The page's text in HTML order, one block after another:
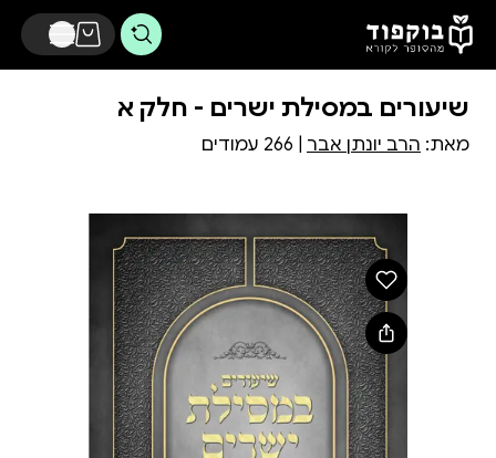
דלג לתוכן הראשי
שיעורים במסילת ישרים - חלק א
מאת: הרב יונתן אבר